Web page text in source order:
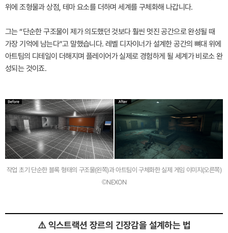
위에 조형물과 상점, 테마 요소를 더하며 세계를 구체화해 나갑니다.
그는 “단순한 구조물이 제가 의도했던 것보다 훨씬 멋진 공간으로 완성될 때
가장 기억에 남는다”고 말했습니다. 레벨 디자이너가 설계한 공간의 뼈대 위에
아트팀의 디테일이 더해지며 플레이어가 실제로 경험하게 될 세계가 비로소 완
성되는 것이죠.
작업 초기 단순한 블록 형태의 구조물(왼쪽)과 아트팀이 구체화한 실제 게임 이미지(오른쪽)
©NEXON
⚠️ 익스트랙션 장르의 긴장감을 설계하는 법